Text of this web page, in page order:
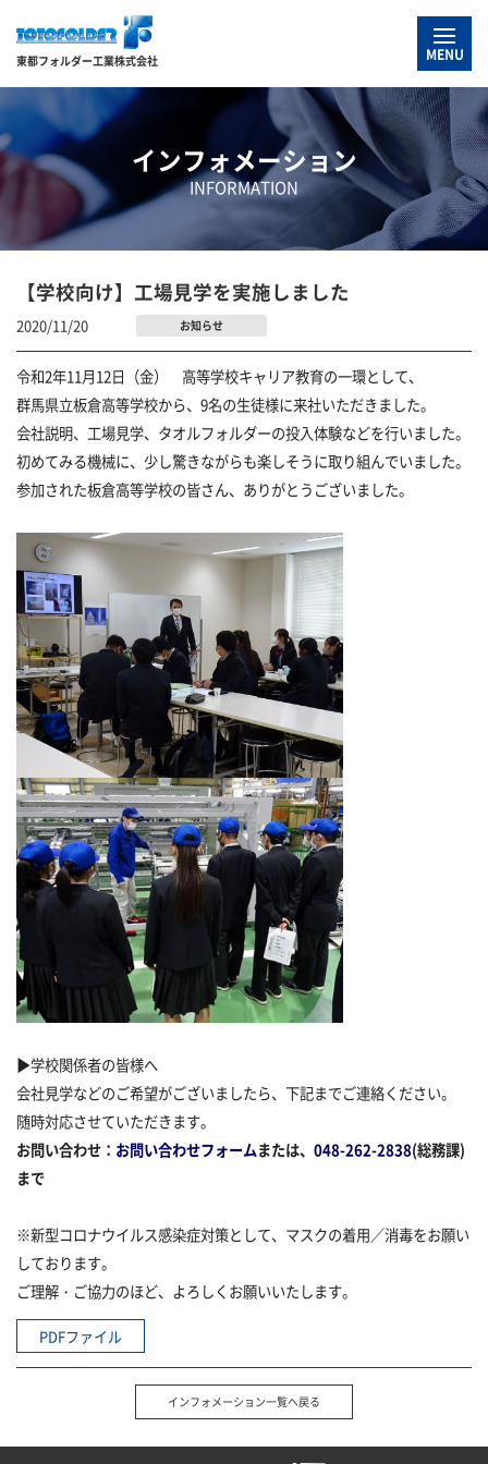
東都フォルダー工業株式会社 MENU
インフォメーション
INFORMATION
【学校向け】工場見学を実施しました
2020/11/20 お知らせ
令和2年11月12日（金） 高等学校キャリア教育の一環として、
群馬県立板倉高等学校から、 9名の生徒様に来社いただきました。
会社説明、工場見学、タオルフォルダーの投入体験などを行いました。
初めてみる機械に、少し驚きながらも楽しそうに取り組んでいました。
参加された板倉高等学校の皆さん、ありがとうございました。
▶学校関係者の皆様へ
会社見学などのご希望がございましたら、 下記までご連絡ください。
随時対応させていただきます。
お問い合わせ： お問い合わせフォームまたは、 048-262-2838(総務課)
まで
※新型コロナウイルス感染症対策として、マスクの着用／消毒をお願い
しております。
ご理解・ご協力のほど、よろしくお願いいたします。
PDFファイル
インフォメーション一覧へ戻る